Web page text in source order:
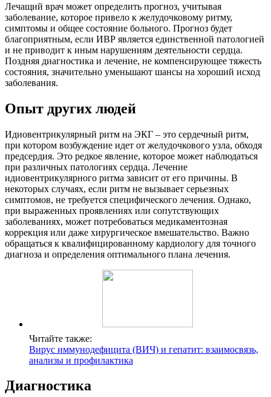
Лечащий врач может определить прогноз, учитывая
заболевание, которое привело к желудочковому ритму,
симптомы и общее состояние больного. Прогноз будет
благоприятным, если ИВР является единственной патологией
и не приводит к иным нарушениям деятельности сердца.
Поздняя диагностика и лечение, не компенсирующее тяжесть
состояния, значительно уменьшают шансы на хороший исход
заболевания.
Опыт других людей
Идиовентрикулярный ритм на ЭКГ – это сердечный ритм,
при котором возбуждение идет от желудочкового узла, обходя
предсердия. Это редкое явление, которое может наблюдаться
при различных патологиях сердца. Лечение
идиовентрикулярного ритма зависит от его причины. В
некоторых случаях, если ритм не вызывает серьезных
симптомов, не требуется специфического лечения. Однако,
при выраженных проявлениях или сопутствующих
заболеваниях, может потребоваться медикаментозная
коррекция или даже хирургическое вмешательство. Важно
обращаться к квалифицированному кардиологу для точного
диагноза и определения оптимального плана лечения.
Читайте также:
Вирус иммунодефицита (ВИЧ) и гепатит: взаимосвязь,
анализы и профилактика
Диагностика